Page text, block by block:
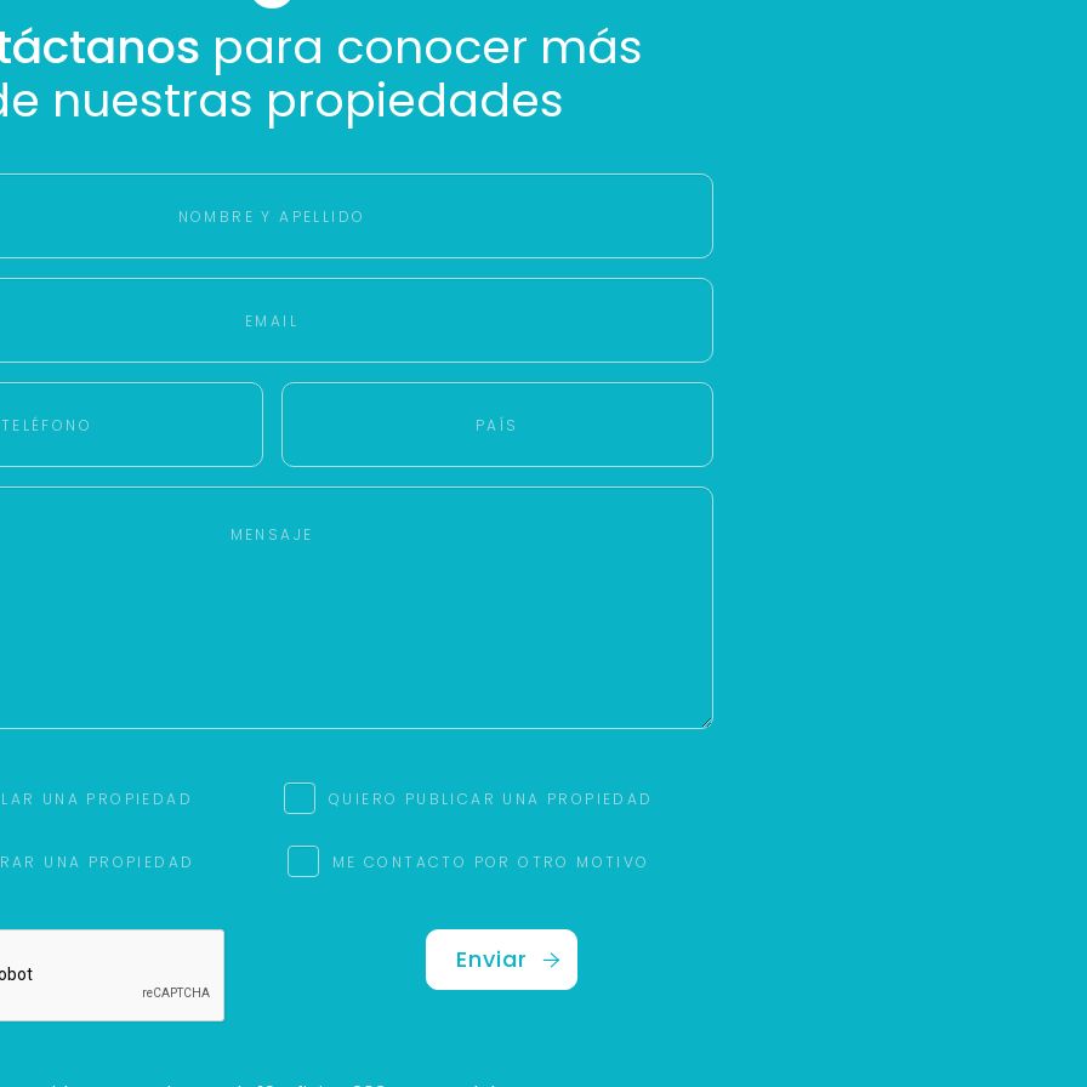
para conocer más
nuestras propiedades
UNA PROPIEDAD QUIERO PUBLICAR UNA PROPIEDAD
UNA PROPIEDAD ME CONTACTO POR OTRO MOTIVO
Enviar
Con estos datos podemos responderte mejor y más rápido.